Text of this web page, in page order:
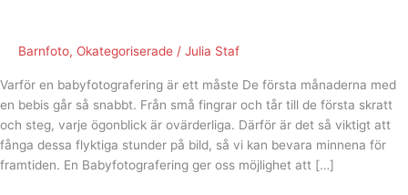
Barnfoto, Okategoriserade / Julia Staf
Varför en babyfotografering är ett måste De första månaderna med
en bebis går så snabbt. Från små fingrar och tår till de första skratt
och steg, varje ögonblick är ovärderliga. Därför är det så viktigt att
fånga dessa flyktiga stunder på bild, så vi kan bevara minnena för
framtiden. En Babyfotografering ger oss möjlighet att […]